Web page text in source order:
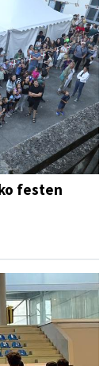
festen